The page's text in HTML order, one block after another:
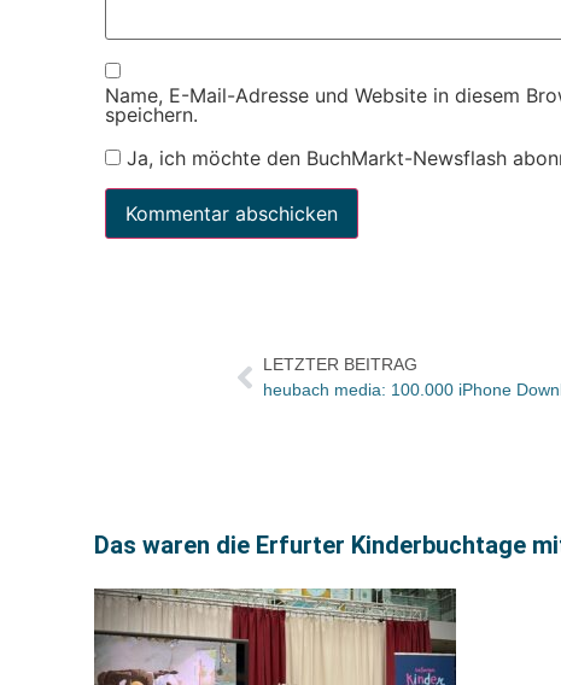
Name, E-Mail-Adresse und Website in diesem
speichern.
Ja, ich möchte den BuchMarkt-Newsflash
LETZTER BEITRAG
heubach media: 100.000 iPhone
Das waren die Erfurter Kinderbuchtage